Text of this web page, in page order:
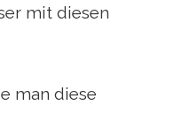
mit diesen
man diese